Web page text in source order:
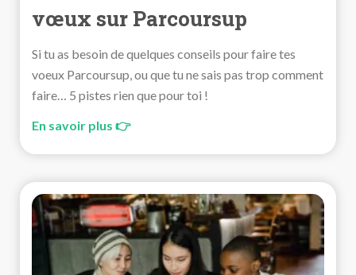
vœux sur Parcoursup
Si tu as besoin de quelques conseils pour faire tes
voeux Parcoursup, ou que tu ne sais pas trop comment
faire… 5 pistes rien que pour toi !
En savoir plus 👉